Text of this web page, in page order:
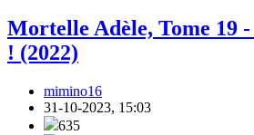
Mortelle Adèle, Tome 19
! (2022)
mimino16
31-10-2023, 15:03
635